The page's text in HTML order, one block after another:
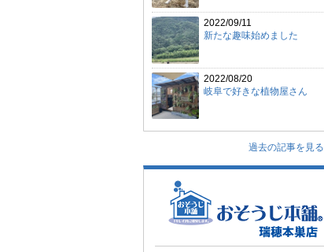
2022/09/11
新たな趣味始めました
2022/08/20
岐阜で好きな植物屋さん
過去の記事を見る